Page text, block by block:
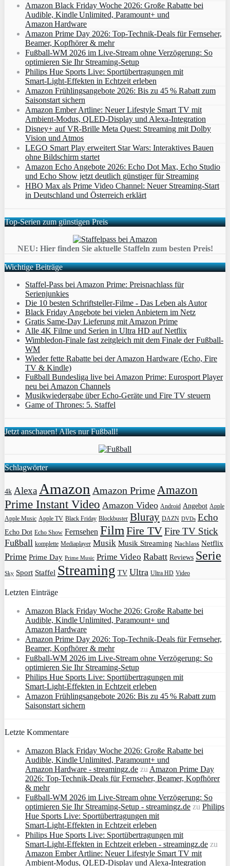
Amazon Black Friday Woche 2026: Große Rabatte bei
Audible, Kindle Unlimited, Paramount+ und
Amazon Hardware
Amazon Prime Day 2026: Top-Technik-Deals für Fernseher,
Beamer, Kopfhörer & mehr
Fußball-WM 2026 im Live-Stream ohne Verzögerung: So
optimieren Sie Ihr Streaming-Setup
Philips Hue Sports Live: Sportübertragungen mit
Smart‑Light‑Effekten in Echtzeit erleben
Amazon Frühlingsangebote 2026: Bis zu 45 % Rabatt zum
Saisonstart sichern
Amazon Ember Artline: Neuer Lifestyle Smart TV mit
Ambient‑Modus, QLED‑Display und Alexa‑Integration
Disney+ auf VR-Brille Meta Quest: Streaming mit Dolby
Vision und Atmos
LEGO Smart Play erweitert Star Wars: Interaktives Bauen
ohne Bildschirm startet
Amazon Echo Angebote 2026: Echo Dot Max, Echo Studio
und Echo Show jetzt deutlich günstiger für Streaming
HBO Max als Prime Video Channel: Neuer Streaming‑Start
in Deutschland und Österreich erklärt
Top-Serien zum günstigen Preis
NEU: Hier finden Sie aktuelle Staffeln zum besten Preis!
Wichtige Beiträge
Staffel-Pass bei Amazon Prime: Preisnachlass für
Serienjunkies
Die 10 besten Schriftsteller-Filme - Das Leben als Autor
Black Friday Angebote bei vielen Anbietern im Netz
Gratis Same-Day Lieferung mit Amazon Prime
Alle 4K Filme und Serien in Ultra HD auf Netflix
Wimbledon-Finale fast zeitgleich mit dem Finale der Fußball-
WM
Wieder fette Rabatte bei der Amazon Hardware (Echo, Fire
TV & Kindle)
Fußball Bundesliga live bei Amazon Prime: Eurosport Player
neu bei Amazon Channels
Musikwiedergabe über Echo-Geräte und Fire TV steuern
Game of Thrones: 5. Staffel
Jetzt anschauen! Alles nur Fußball!
Schlagwörter
4k Alexa Amazon Amazon Prime Amazon
Prime Instant Video Amazon Video Android Angebot Apple
Apple Music Apple TV Black Friday Blockbuster Bluray DAZN DVDs Echo
Echo Dot Echo Show Fernsehen Film Fire TVFire TV Stick
Fußball komplette Mediaplayer Musik Musik Streaming Nachlass Netflix
Prime Prime Day Prime Music Prime Video Rabatt Reviews Serie
Sky Sport Staffel Streaming TV Ultra Ultra HD Video
Letzten Einträge
Amazon Black Friday Woche 2026: Große Rabatte bei
Audible, Kindle Unlimited, Paramount+ und
Amazon Hardware
Amazon Prime Day 2026: Top-Technik-Deals für Fernseher,
Beamer, Kopfhörer & mehr
Fußball-WM 2026 im Live-Stream ohne Verzögerung: So
optimieren Sie Ihr Streaming-Setup
Philips Hue Sports Live: Sportübertragungen mit
Smart‑Light‑Effekten in Echtzeit erleben
Amazon Frühlingsangebote 2026: Bis zu 45 % Rabatt zum
Saisonstart sichern
Letzte Kommentare
Amazon Black Friday Woche 2026: Große Rabatte bei
Audible, Kindle Unlimited, Paramount+ und
Amazon Hardware - streamingz.de zu Amazon Prime Day
2026: Top-Technik-Deals für Fernseher, Beamer, Kopfhörer
& mehr
Fußball-WM 2026 im Live-Stream ohne Verzögerung: So
optimieren Sie Ihr Streaming-Setup - streamingz.de zu Philips
Hue Sports Live: Sportübertragungen mit
Smart‑Light‑Effekten in Echtzeit erleben
Philips Hue Sports Live: Sportübertragungen mit
Smart‑Light‑Effekten in Echtzeit erleben - streamingz.de zu
Amazon Ember Artline: Neuer Lifestyle Smart TV mit
Ambient‑Modus, QLED‑Display und Alexa‑Integration